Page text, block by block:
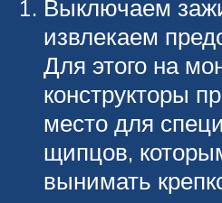
Выключаем
извлекаем
Для этого на
конструкторы
место для
щипцов,
вынимать